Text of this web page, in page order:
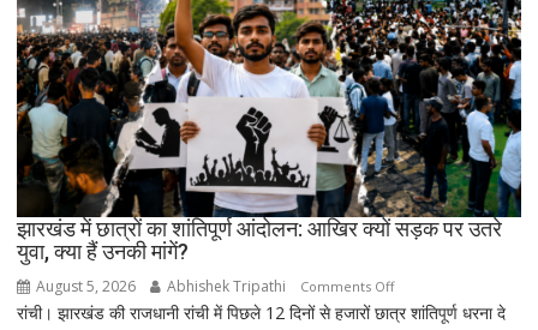
‘तेजेश
जी’
को
भावभीनी
श्रद्धांजलि,
बड़ी
संख्या
में
जुटे
प्रबुद्धजन
झारखंड में छात्रों का शांतिपूर्ण आंदोलन: आखिर क्यों सड़क पर उतरे
युवा, क्या हैं उनकी मांगें?
August 5, 2026 Abhishek Tripathi Comments Offon
झारखंड
रांची। झारखंड की राजधानी रांची में पिछले 12 दिनों से हजारों छात्र शांतिपूर्ण धरना दे